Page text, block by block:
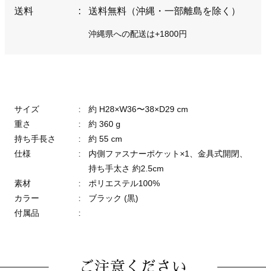
送料 : 送料無料（沖縄・一部離島を除く）
沖縄県への配送は+1800円
サイズ :
約 H28×W36〜38×D29 cm
重さ
:
約 360 g
持ち手長さ
:
約 55 cm
仕様
:
内側ファスナーポケット×1、金具式開閉、
持ち手太さ 約2.5cm
素材
:
ポリエステル100%
カラー
:
ブラック (黒)
付属品
:
ご注意ください